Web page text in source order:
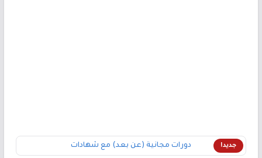
جديد! دورات مجانية (عن بعد) مع شهادات